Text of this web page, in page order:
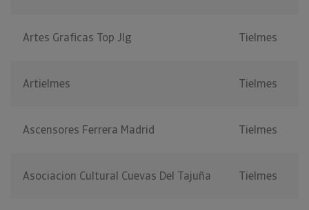
Artes Graficas Top Jlg Tielmes
Artielmes Tielmes
Ascensores Ferrera Madrid Tielmes
Asociacion Cultural Cuevas Del Tajuña Tielmes